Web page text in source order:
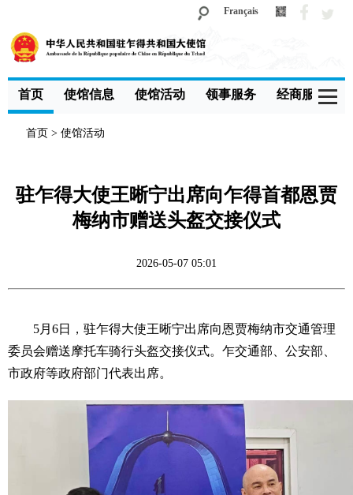
Français
首页 使馆信息 使馆活动 领事服务 经商服务
首页 > 使馆活动
驻乍得大使王晰宁出席向乍得首都恩贾
梅纳市赠送头盔交接仪式
2026-05-07 05:01
5月6日，驻乍得大使王晰宁出席向恩贾梅纳市交通管理
委员会赠送摩托车骑行头盔交接仪式。乍交通部、公安部、
市政府等政府部门代表出席。